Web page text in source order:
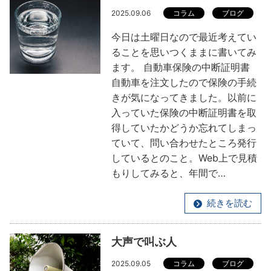
2025.09.06 コラム ブログ
今日は土曜日なので最近考えてい
ることを思いつくままに書いてみ
ます。 自動車保険の中断証明書
自動車を注文したので保険の手続
きが気になってきました。以前に
入っていた保険の中断証明書を取
得していたかどうか忘れてしまっ
ていて、問い合わせたところ発行
しているとのこと。Web上で見積
もりしてみると、年間で…
続きを読む
大声で叫ぶ人
2025.09.05 コラム ブログ